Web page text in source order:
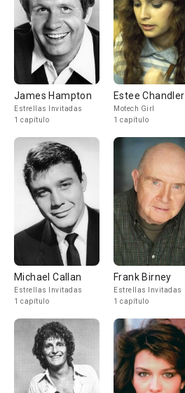
James Hampton
Estrellas Invitadas
1 capítulo
Estee Chandler
Motech Girl
1 capítulo
Michael Callan
Estrellas Invitadas
1 capítulo
Frank Birney
Estrellas Invitadas
1 capítulo